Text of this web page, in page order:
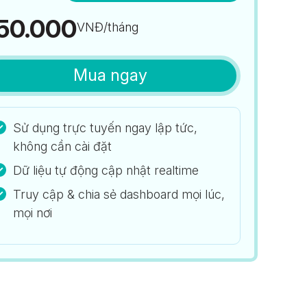
VNĐ/tháng
Mua ngay
Sử dụng trực tuyến ngay lập tức,
không cần cài đặt
Dữ liệu tự động cập nhật realtime
Truy cập & chia sẻ dashboard mọi lúc,
mọi nơi